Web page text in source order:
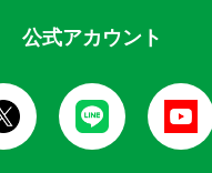
公式アカウント